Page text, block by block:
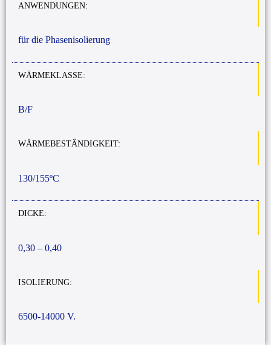
ANWENDUNGEN:
fürdie Phasenisolierung
WÄRMEKLASSE:
B/F
WÄRMEBESTÄNDIGKEIT:
130/155ºC
DICKE:
0,30 – 0,40
ISOLIERUNG:
6500-14000 V.